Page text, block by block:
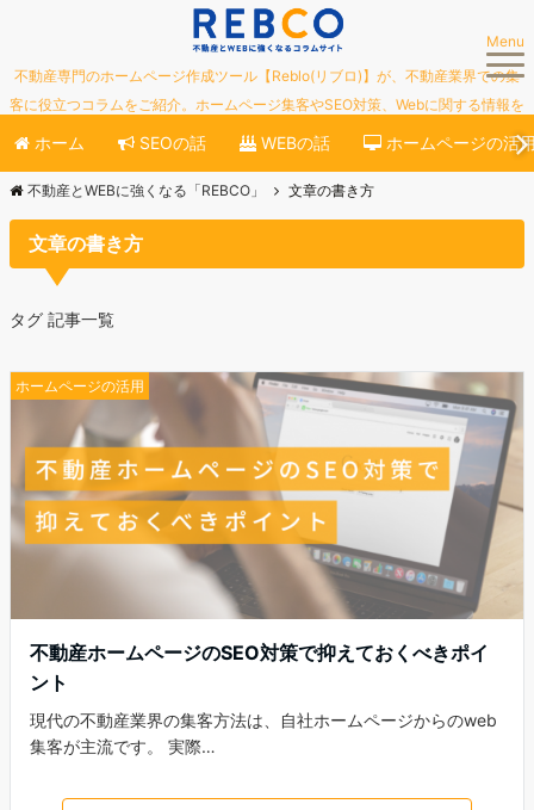
不動産専門のホームページ作成ツール【Reblo(リブロ)】が、不動産業界での集
客に役立つコラムをご紹介。ホームページ集客やSEO対策、Webに関する情報を
ご紹介していきます。
Menu
ホーム SEOの話 WEBの話 ホームページの活
不動産とWEBに強くなる「REBCO」 文章の書き方
文章の書き方
タグ 記事一覧
ホームページの活用
不動産ホームページのSEO対策で抑えておくべきポイ
ント
現代の不動産業界の集客方法は、自社ホームページからのweb
集客が主流です。 実際…